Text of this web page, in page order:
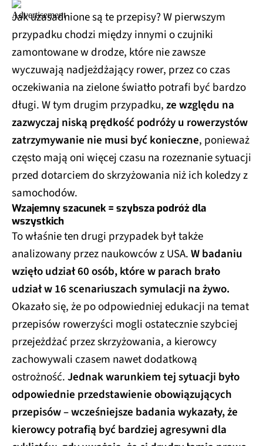
Jak uzasadnione są te przepisy? W pierwszym
przypadku chodzi między innymi o czujniki
zamontowane w drodze, które nie zawsze
wyczuwają nadjeżdżający rower, przez co czas
oczekiwania na zielone światło potrafi być bardzo
długi. W tym drugim przypadku,ze względu na
zazwyczaj niską prędkość podróży u rowerzystów
zatrzymywanie nie musi być konieczne, ponieważ
często mają oni więcej czasu na rozeznanie sytuacji
przed dotarciem do skrzyżowania niż ich koledzy z
samochodów.
Wzajemny szacunek = szybsza podróż dla
wszystkich
To właśnie ten drugi przypadek był także
analizowany przez naukowców z USA.W badaniu
wzięło udział 60 osób, które w parach brało
udział w 16 scenariuszach symulacji na żywo.
Okazało się, że po odpowiedniej edukacji na temat
przepisów rowerzyści mogli ostatecznie szybciej
przejeżdżać przez skrzyżowania, a kierowcy
zachowywali czasem nawet dodatkową
ostrożność.Jednak warunkiem tej sytuacji było
odpowiednie przedstawienie obowiązujących
przepisów – wcześniejsze badania wykazały, że
kierowcy potrafią być bardziej agresywni dla